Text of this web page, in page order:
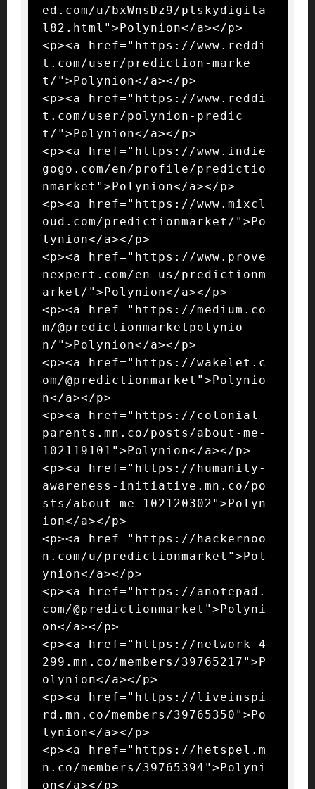
ed.com/u/bxWnsDz9/ptskydigita
l82.html">Polynion</a></p>
<p><a href="https://www.reddi
t.com/user/prediction-marke
t/">Polynion</a></p>
<p><a href="https://www.reddi
t.com/user/polynion-predic
t/">Polynion</a></p>
<p><a href="https://www.indie
gogo.com/en/profile/predictio
nmarket">Polynion</a></p>
<p><a href="https://www.mixcl
oud.com/predictionmarket/">Po
lynion</a></p>
<p><a href="https://www.prove
nexpert.com/en-us/predictionm
arket/">Polynion</a></p>
<p><a href="https://medium.co
m/@predictionmarketpolynio
n/">Polynion</a></p>
<p><a href="https://wakelet.c
om/@predictionmarket">Polynio
n</a></p>
<p><a href="https://colonial-
parents.mn.co/posts/about-me-
102119101">Polynion</a></p>
<p><a href="https://humanity-
awareness-initiative.mn.co/po
sts/about-me-102120302">Polyn
ion</a></p>
<p><a href="https://hackernoo
n.com/u/predictionmarket">Pol
ynion</a></p>
<p><a href="https://anotepad.
com/@predictionmarket">Polyni
on</a></p>
<p><a href="https://network-4
299.mn.co/members/39765217">P
olynion</a></p>
<p><a href="https://liveinspi
rd.mn.co/members/39765350">Po
lynion</a></p>
<p><a href="https://hetspel.m
n.co/members/39765394">Polyni
on</a></p>